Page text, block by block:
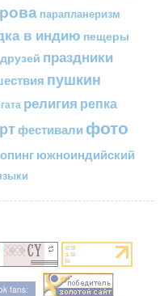
парапланеризм
в индию пещеры
праздники
пушкин
религия репка
фестивали фото
южноиндийский
fans: